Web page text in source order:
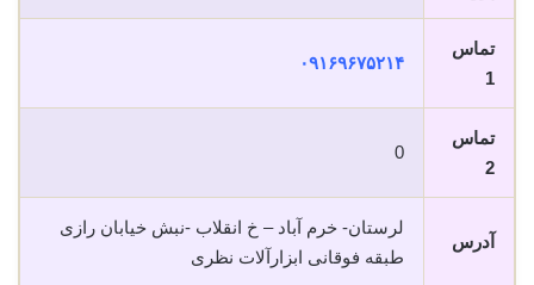
تماس
1
۰۹۱۶۹۶۷۵۲۱۴
تماس
2
0
آدرس
لرستان- خرم آباد – خ انقلاب -نبش خیابان رازی
طبقه فوقانی ابزارآلات نظری